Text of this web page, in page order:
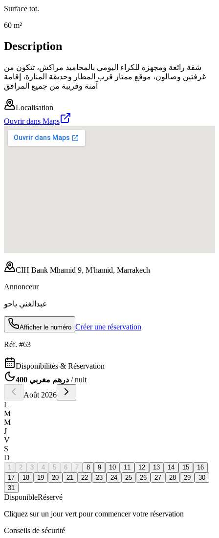
Surface tot.
60 m²
Description
شقة رائعة ومجهزة للكراء اليومي بالمحاميد مراكش، تتكون من
غرفتين وصالون، موقع ممتاز قرب المطار وحديقة المنارة، إقامة
آمنة وقريبة من جميع المرافق
Localisation
Ouvrir dans Maps
CIH Bank Mhamid 9, M'hamid, Marrakech
Annonceur
عبدالغني ياحو
Afficher le numéro Créer une réservation
Réf. #63
Disponibilités & Réservation
400 درهم مغربي / nuit
Août 2026
L
M
M
J
V
S
D
1 2 3 4 5 6 7 8 9 10 11 12 13 14 15
16
17
18 19 20 21 22 23 24 25 26 27 28 29
30
31
DisponibleRéservé
Cliquez sur un jour vert pour commencer votre réservation
Conseils de sécurité